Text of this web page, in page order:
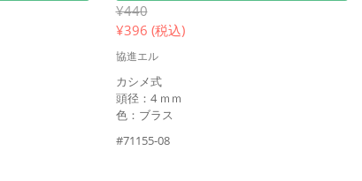
¥440
¥396 (税込)
協進エル
カシメ式
頭径：4 ｍｍ
色：ブラス
#71155-08